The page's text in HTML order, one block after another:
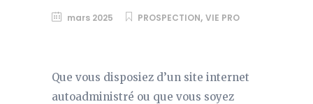
mars 2025 PROSPECTION, VIE PRO
Que vous disposiez d’un site internet
autoadministré ou que vous soyez